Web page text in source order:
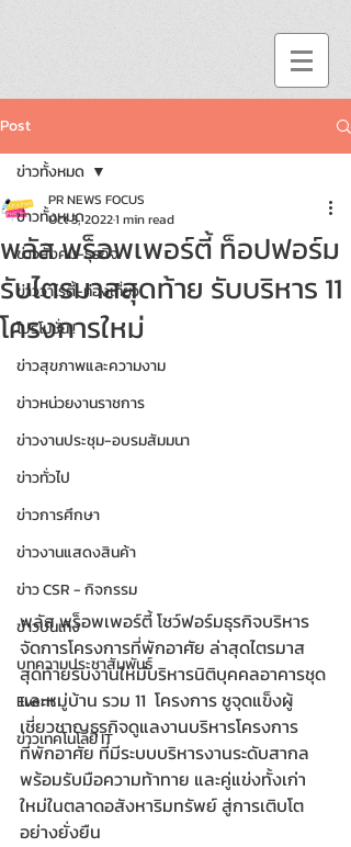
Post
ข่าวทั้งหมด
ข่าวสังคม-ธุรกิจ
ข่าววาไรตี้-ท่องเที่ยว
โปรโมชั่น!!
ข่าวสุขภาพและความงาม
ข่าวหน่วยงานราชการ
ข่าวงานประชุม-อบรมสัมมนา
ข่าวทั่วไป
ข่าวการศึกษา
ข่าวงานแสดงสินค้า
ข่าว CSR - กิจกรรม
ข่าวบันเทิง
บทความประชาสัมพันธ์
Event
ข่าวเทคโนโลยี IT
ข่าวทั้งหมด
พลัส พร็อพเพอร์ตี้ ท็อปฟอร์ม
รับไตรมาสสุดท้าย รับบริหาร 11
โครงการใหม่
PR NEWS FOCUS
Oct 3, 20221 min read
พลัส พร็อพเพอร์ตี้ โชว์ฟอร์มธุรกิจบริหาร
จัดการโครงการที่พักอาศัย ล่าสุดไตรมาส
สุดท้ายรับงานใหม่บริหารนิติบุคคลอาคารชุด
และหมู่บ้าน รวม 11  โครงการ ชูจุดแข็งผู้
เชี่ยวชาญธุรกิจดูแลงานบริหารโครงการ
ที่พักอาศัย ที่มีระบบบริหารงานระดับสากล
พร้อมรับมือความท้าทาย และคู่แข่งทั้งเก่า
ใหม่ในตลาดอสังหาริมทรัพย์ สู่การเติบโต
อย่างยั่งยืน